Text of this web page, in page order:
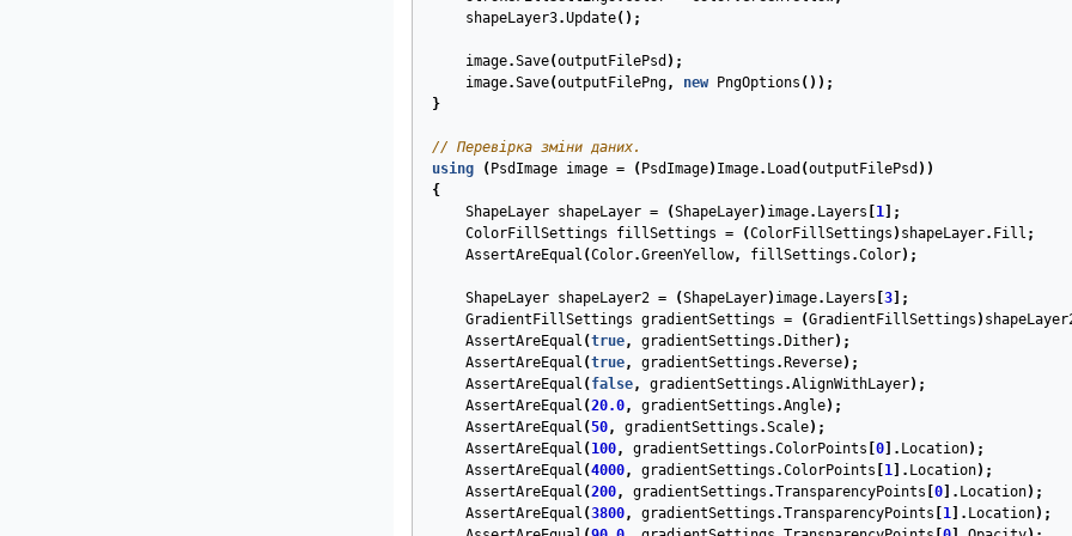
shapeLayer3.Update();
image.Save(outputFilePsd );
image.Save(outputFilePng, new PngOptions ());
}
// Перевірка зміни даних.
using
( PsdImage image = ( PsdImage) Image. Load (outputFilePsd ))
{
ShapeLayer
shapeLayer = (ShapeLayer) image. Layers 1];
ColorFillSettings
fillSettings = (ColorFillSettings ) shapeLayer. Fill ;
AssertAreEqual (Color.GreenYellow, fillSettings .Color);
ShapeLayer shapeLayer2 = (ShapeLayer) image. Layers 3];
GradientFillSettings gradientSettings = (GradientFillSettings )
AssertAreEqual (true, gradientSettings . Dither);
AssertAreEqual (true, gradientSettings . Reverse);
AssertAreEqual ( false, gradientSettings .AlignWithLayer);
AssertAreEqual (20.0, gradientSettings .Angle);
AssertAreEqual (50, gradientSettings .Scale);
AssertAreEqual ( 100, gradientSettings .ColorPoints 0]. Location);
AssertAreEqual (4000, gradientSettings .ColorPoints 1]. Location);
AssertAreEqual (200, gradientSettings .TransparencyPoints 0]. Location);
AssertAreEqual (3800, gradientSettings .TransparencyPoints 1]. Location);